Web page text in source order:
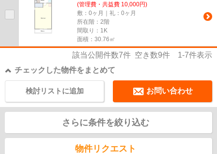
(管理費・共益費 10,000円)
敷：0ヶ月｜礼：0ヶ月
所在階：2階
間取り：1K
面積：30.76㎡
該当公開件数7件 空き数9件 1-7件表示
チェックした物件をまとめて
お問い合わせ
検討リストに追加
さらに条件を絞り込む
物件リクエスト